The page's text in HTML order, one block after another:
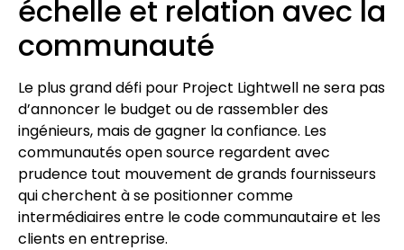
échelle et relation avec la
communauté
Le plus grand défi pour Project Lightwell ne sera pas
d’annoncer le budget ou de rassembler des
ingénieurs, mais de gagner la confiance. Les
communautés open source regardent avec
prudence tout mouvement de grands fournisseurs
qui cherchent à se positionner comme
intermédiaires entre le code communautaire et les
clients en entreprise.